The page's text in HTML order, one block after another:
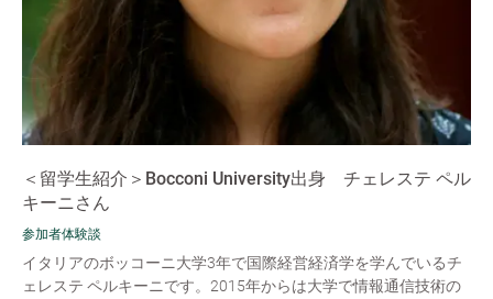
＜留学生紹介＞Bocconi University出身 チェレステ ペル
キーニさん
参加者体験談
イタリアのボッコーニ大学3年で国際経営経済学を学んでいるチ
ェレステ ペルキーニです。2015年からは大学で情報通信技術の